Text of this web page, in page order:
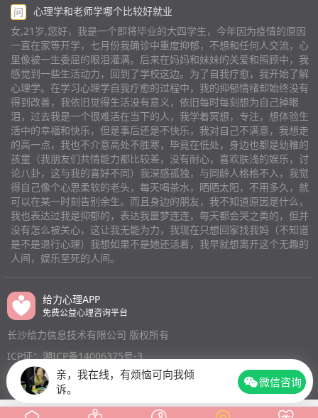
亲，我在线，有烦恼可向我倾
诉。
微信咨询
我的欲望，我是女孩子，爱买这买那，身边女生都有我没
有显得我很另类。加上我从小到大受到的屈辱难受，我就
很烦，真的很累，闭眼上都是一些琐事堆积陈的大山(匿
名)
后，身边的朋友，能真正告诉我该怎样做的，没几个，其
他的除了跟我说让我好好调整，就没别的了，在学校的那
个，她放假回来，也很少跟我联系了，关系就好像越来越
淡了。 我每天都会把自己锁在房间里，哪里也不想去，
就躺在床上，躺一整天，饿一顿吃一顿。一到晚上我就会
莫名其妙的怕，然后脑子里就会想到同学说的那些话，还
有身边其他人说的，那些字句就重复在我脑子里，过去发
生那些事，我很难控制不去想，半夜会连续做好几个噩
梦，醒来之后，到天亮才睡得着，明明盖了被子，身上还
总是一阵忽冷忽热的。脾气也变得比以前更差了。有好几
个晚上，疯的想死，刀片拿在手里，想狠狠划下去，可每
一次总是犹豫不决，我恨自己，为什么就没那勇气。 抑
郁症确实不被人理解，所以我身边的那些所谓的朋友，一
个个都想远离我，敷衍我，她们几乎都只在需要我的时候
才联系我。 谁能告诉我，我该怎么做嘛。
成，而且爸爸和妈妈一直和我说我什么事情也干不好，总
遭人讨厌，后来我也觉得是这样，我总是不招人喜欢。
(匿名)
问
心理学和老师学哪个比较好就业
女,21岁,您好，我是一个即将毕业的大四学生，今年因为疫情的原因
一直在家等开学，七月份我确诊中重度抑郁，不想和任何人交流，心
里像被一生委屈的眼泪灌满。后来在妈妈和妹妹的关爱和照顾中，我
感觉到一些生活动力，回到了学校这边。为了自我疗愈，我开始了解
心理学。在学习心理学自我疗愈的过程中，我的抑郁情绪却始终没有
得到改善，我依旧觉得生活没有意义，依旧每时每刻想为自己掉眼
泪，过去我是一个很难活在当下的人，我学着冥想，专注，想体验生
活中的幸福和快乐，但是事后还是不快乐，我对自己不满意，我想走
的高一点，我也不介意高处不胜寒，毕竟在低处，身边也都是幼稚的
孩童（我朋友们共情能力都比较差，没有耐心，喜欢肤浅的娱乐，讨
论八卦，这与我的喜好不同）我深感孤独，与同龄人格格不入，我觉
得自己像个心思柔软的老头，每天喝茶水，晒晒太阳，不用多久，就
可以在某一时刻告别余生。而且身边的朋友，我不知道原因是什么，
我也表达过我是抑郁的，表达我噩梦连连，每天都会哭之类的，但并
没有怎么被关心，这让我无能为力，我现在只想回家找我妈（不知道
是不是退行心理）我想如果不是她还活着，我早就想离开这个无趣的
人间，娱乐至死的人间。
给力心理APP
免费公益心理咨询平台
长沙给力信息技术有限公司 版权所有
ICP证：湘ICP备14006375号-3